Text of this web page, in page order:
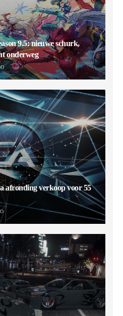
9.5: nieuwe schurk,
onderweg
afronding verkoop voor 55